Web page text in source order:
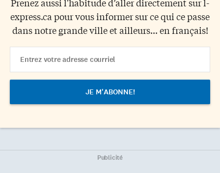
Prenez aussi l'habitude d’aller directement sur l-
express.ca pour vous informer sur ce qui ce passe
dans notre grande ville et ailleurs... en français!
Address
Publicité